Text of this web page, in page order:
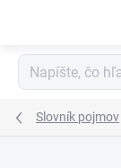
Slovník pojmov